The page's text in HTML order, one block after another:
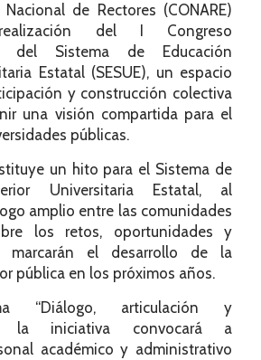
de Rectores (CONARE)
del I Congreso
del Sistema de Educación
Estatal (SESUE), un espacio
y construcción colectiva
una visión compartida para el
públicas.
un hito para el Sistema de
Universitaria Estatal, al
amplio entre las comunidades
los retos, oportunidades y
marcarán el desarrollo de la
pública en los próximos años.
“Diálogo, articulación y
la iniciativa convocará a
académico y administrativo